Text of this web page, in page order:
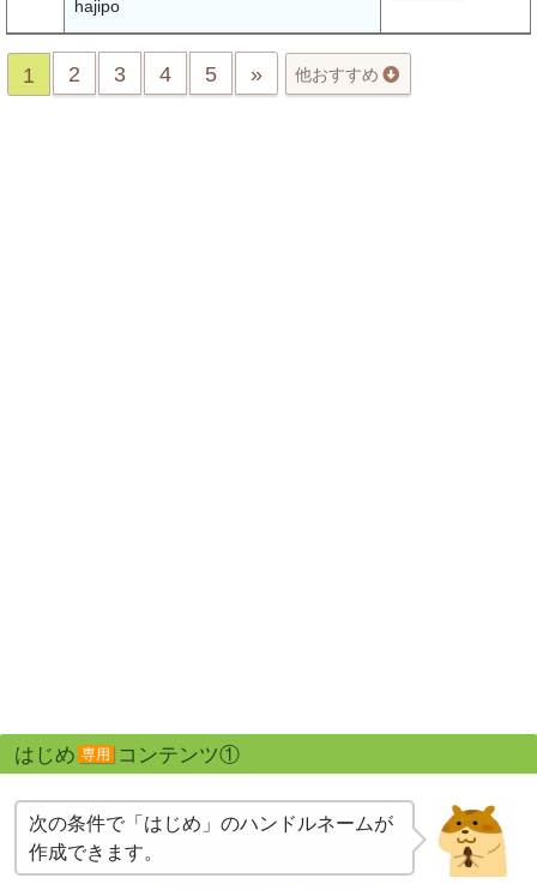
hajipo
1 2 3 4 5 » 他おすすめ
はじめ 専用 コンテンツ①
次の条件で「はじめ」のハンドルネームが
作成できます。